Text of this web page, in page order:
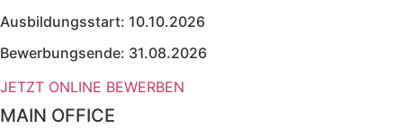
Ausbildungsstart: 10.10.2026
Bewerbungsende: 31.08.2026
JETZT ONLINE BEWERBEN
MAIN OFFICE